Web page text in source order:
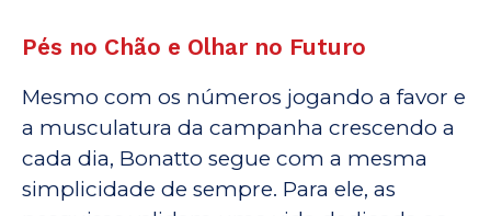
Pés no Chão e Olhar no Futuro
Mesmo com os números jogando a favor e
a musculatura da campanha crescendo a
cada dia, Bonatto segue com a mesma
simplicidade de sempre. Para ele, as